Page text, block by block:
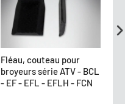
12 - 20 hp
Fléau, couteau pour
broyeurs série ATV - BCL
- EF - EFL - EFLH - FCN